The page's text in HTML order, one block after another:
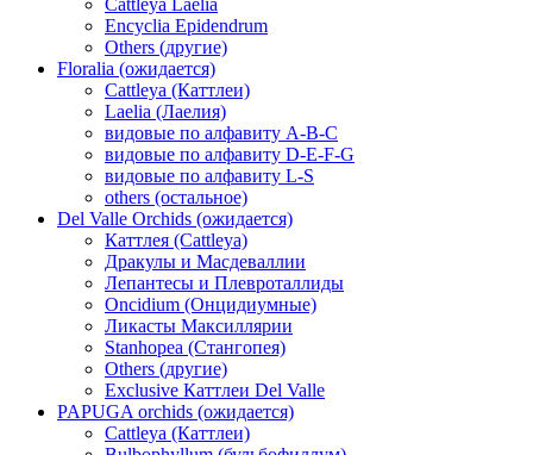
Cattleya Laelia
Encyclia Epidendrum
Others (другие)
Floralia (ожидается)
Cattleya (Каттлеи)
Laelia (Лаелия)
видовые по алфавиту A-B-C
видовые по алфавиту D-E-F-G
видовые по алфавиту L-S
others (остальное)
Del Valle Orchids (ожидается)
Каттлея (Cattleya)
Дракулы и Масдеваллии
Лепантесы и Плевроталлиды
Oncidium (Онцидиумные)
Ликасты Максиллярии
Stanhopea (Стангопея)
Others (другие)
Exclusive Каттлеи Del Valle
PAPUGA orchids (ожидается)
Cattleya (Каттлеи)